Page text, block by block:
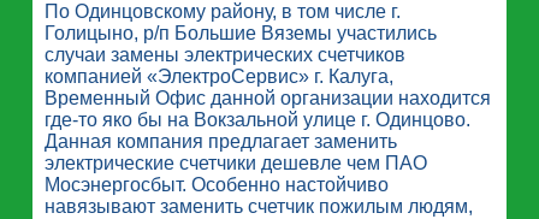
По Одинцовскому району, в том числе г.
Голицыно, р/п Большие Вяземы участились
случаи замены электрических счетчиков
компанией «ЭлектроСервис» г. Калуга,
Временный Офис данной организации находится
где-то яко бы на Вокзальной улице г. Одинцово.
Данная компания предлагает заменить
электрические счетчики дешевле чем ПАО
Мосэнергосбыт. Особенно настойчиво
навязывают заменить счетчик пожилым людям,